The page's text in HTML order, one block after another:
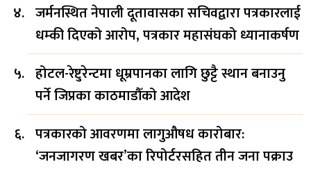
जर्मनस्थित नेपाली दूतावासका सचिवद्वारा पत्रकारलाई
धम्की दिएको आरोप, पत्रकार महासंघको ध्यानाकर्षण
होटल-रेष्टुरेन्टमा धूम्रपानका लागि छुट्टै स्थान बनाउनु
पर्ने जिप्रका काठमाडौँको आदेश
पत्रकारको आवरणमा लागुऔषध कारोबार:
‘जनजागरण खबर’का रिपोर्टरसहित तीन जना पक्राउ